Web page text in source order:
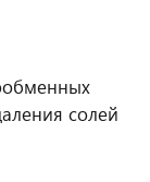
солей